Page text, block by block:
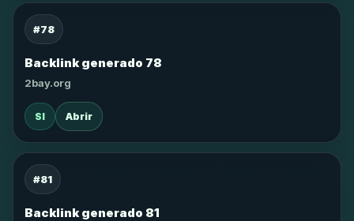
#78
Backlink generado 78
2bay.org
SI Abrir
#81
Backlink generado 81